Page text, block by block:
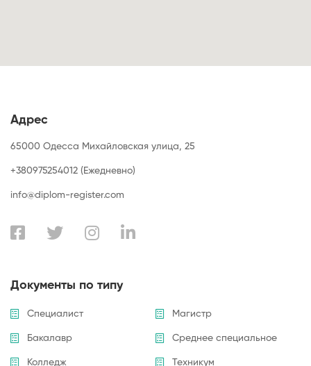
Адрес
65000 Одесса Михайловская улица, 25
+380975254012 (Ежедневно)
info@diplom-register.com
Документы по типу
Специалист Магистр
Бакалавр Среднее специальное
Колледж Техникум